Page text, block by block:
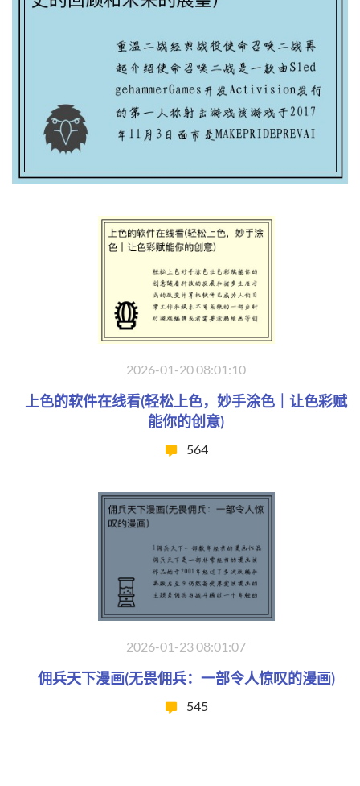
2026-01-20 08:01:10
上色的软件在线看(轻松上色，妙手涂色｜让色彩赋
能你的创意)
564
2026-01-23 08:01:07
佣兵天下漫画(无畏佣兵：一部令人惊叹的漫画)
545